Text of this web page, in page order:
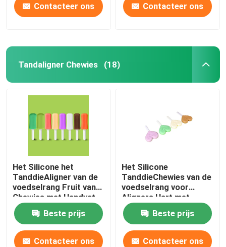
Contacteer ons Contacteer ons
Tandaligner Chewies (18)
Het Silicone het
TanddieAligner van de
voedselrang Fruit van
Chewies met Handvat
op smaak wordt
gebrachtBeste prijs
Contacteer ons
Het Silicone
TanddieChewies van de
voedselrang voor
Aligners Hart met
Handvat wordt
gevormdBeste prijs
Contacteer ons